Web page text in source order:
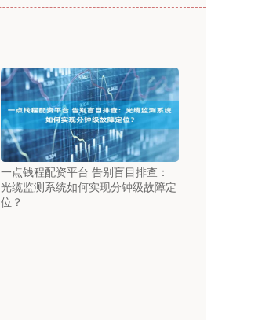
一点钱程配资平台 告别盲目排查：
光缆监测系统如何实现分钟级故障定
位？